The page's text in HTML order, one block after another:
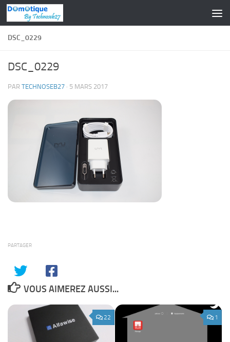
Skip to content
DSC_0229
DSC_0229
PAR TECHNOSEB27 · 5 MARS 2017
PARTAGER
VOUS AIMEREZ AUSSI...
22 1